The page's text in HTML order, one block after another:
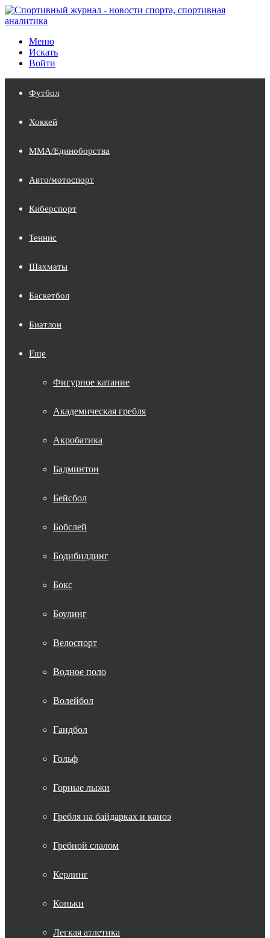
Меню
Искать
Войти
Футбол
Хоккей
MMA/Единоборства
Авто/мотоспорт
Киберспорт
Теннис
Шахматы
Баскетбол
Биатлон
Еще
Фигурное катание
Академическая гребля
Акробатика
Бадминтон
Бейсбол
Бобслей
Бодибилдинг
Бокс
Боулинг
Велоспорт
Водное поло
Волейбол
Гандбол
Гольф
Горные лыжи
Гребля на байдарках и каноэ
Гребной слалом
Керлинг
Коньки
Легкая атлетика